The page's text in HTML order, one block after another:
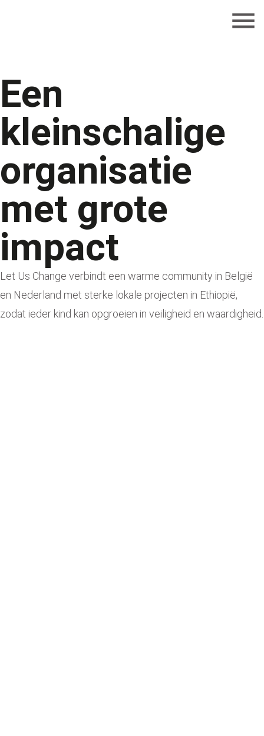
Een
kleinschalige
organisatie
met grote
impact
Let Us Change verbindt een warme community in België
en Nederland met sterke lokale projecten in Ethiopië,
zodat ieder kind kan opgroeien in veiligheid en waardigheid.